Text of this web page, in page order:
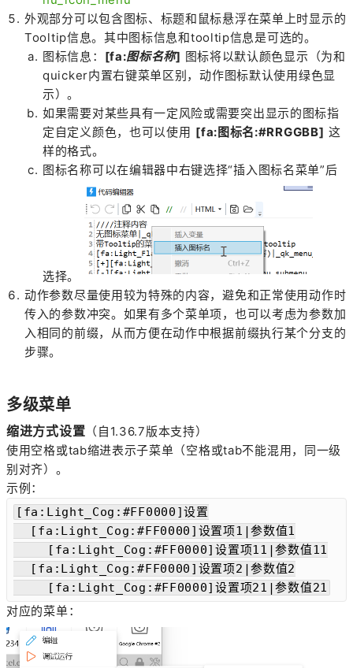
外观部分可以包含图标、标题和鼠标悬浮在菜单上时显示的
Tooltip信息。其中图标信息和tooltip信息是可选的。
图标信息： [fa:图标名称] 图标将以默认颜色显示（为和
quicker内置右键菜单区别，动作图标默认使用绿色显
示）。
如果需要对某些具有一定风险或需要突出显示的图标指
定自定义颜色，也可以使用 [fa:图标名:#RRGGBB] 这
样的格式。
图标名称可以在编辑器中右键选择“插入图标名菜单”后
选择。
动作参数尽量使用较为特殊的内容，避免和正常使用动作时
传入的参数冲突。如果有多个菜单项，也可以考虑为参数加
入相同的前缀，从而方便在动作中根据前缀执行某个分支的
步骤。
多级菜单
缩进方式设置 （自1.36.7版本支持）
使用空格或tab缩进表示子菜单（空格或tab不能混用，同一级
别对齐）。
示例：
[fa:Light_Cog:#FF0000]设置
  [fa:Light_Cog:#FF0000]设置项1|参数值1
    [fa:Light_Cog:#FF0000]设置项11|参数值11
  [fa:Light_Cog:#FF0000]设置项2|参数值2
    [fa:Light_Cog:#FF0000]设置项21|参数值21
对应的菜单：